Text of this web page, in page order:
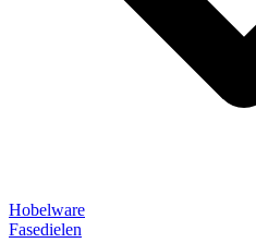
Hobelware
Fasedielen